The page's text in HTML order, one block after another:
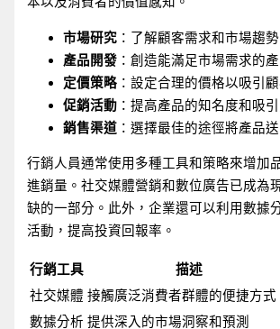
市場研究 ：了解顧客需求和市場趨勢
產品開發 ：創造能滿足市場需求的產
定價策略 ：設定合理的價格以吸引
促銷活動 ：提高產品的知名度和吸引
銷售渠道 ：選擇最佳的途徑將產品
行銷人員通常使用多種工具和策略來增加
進銷量。社交媒體營銷和數位廣告已成為
缺的一部分。此外，企業還可以利用數據
活動，提高投資回報率。
行銷工具
描述
社交媒體 接觸廣泛消費者群體的便捷方式
數據分析 提供深入的市場洞察和預測